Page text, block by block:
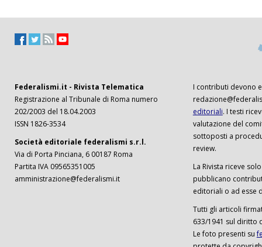
Federalismi.it - Rivista Telematica
Registrazione al Tribunale di Roma numero
202/2003 del 18.04.2003
ISSN 1826-3534
Società editoriale federalismi s.r.l.
Via di Porta Pinciana, 6 00187 Roma
Partita IVA 09565351005
amministrazione@federalismi.it
I contributi devono
editoriali. I testi
valutazione del
sottoposti a
review.
La Rivista riceve
pubblicano
editoriali o ad esse
Tutti gli articoli
633/1941 sul diritto
Le foto presenti su